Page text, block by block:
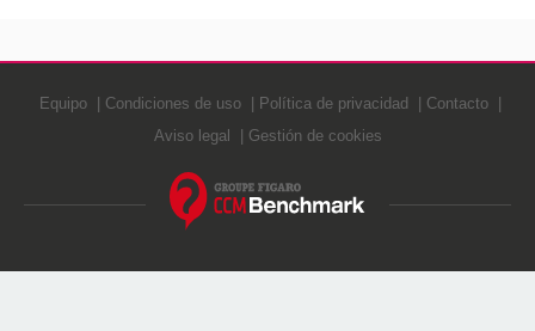
Equipo Condiciones de uso Política de privacidad
Contacto
Aviso legal
Gestión de cookies